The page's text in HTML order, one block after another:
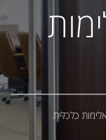
כלכלית